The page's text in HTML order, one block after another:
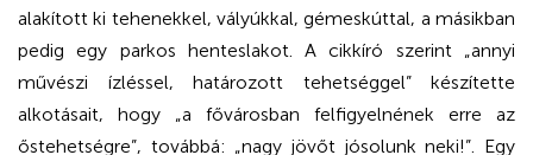
alakított ki tehenekkel, vályúkkal, gémeskúttal, a másikban
pedig egy parkos henteslakot. A cikkíró szerint „annyi
művészi ízléssel, határozott tehetséggel” készítette
alkotásait, hogy „a fővárosban felfigyelnének erre az
őstehetségre”, továbbá: „nagy jövőt jósolunk neki!”. Egy